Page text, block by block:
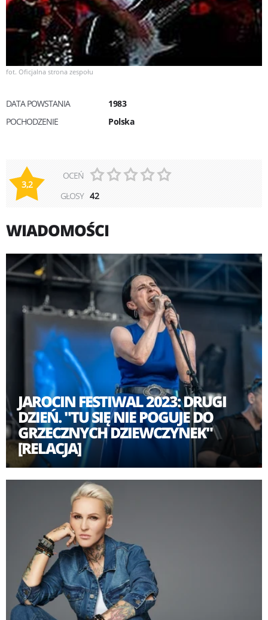
fot. Oficjalna strona zespołu
DATA POWSTANIA
1983
POCHODZENIE
Polska
3,2
OCEŃ
GŁOSY 42
WIADOMOŚCI
JAROCIN FESTIWAL 2023: DRUGI
DZIEŃ. "TU SIĘ NIE POGUJE DO
GRZECZNYCH DZIEWCZYNEK"
[RELACJA]